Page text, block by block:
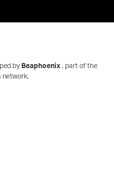
by Beaphoenix, part of the
network.